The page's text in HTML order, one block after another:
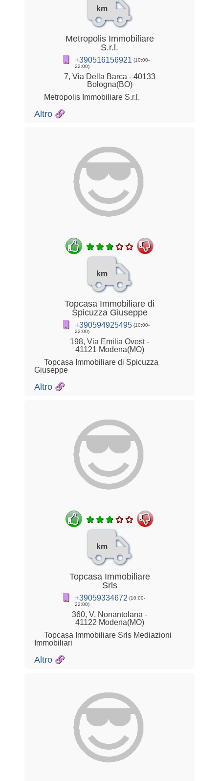
km
Metropolis Immobiliare
S.r.l.
+390516156921 (10:00-
22:00)
7, Via Della Barca - 40133
Bologna(BO)
Metropolis Immobiliare S.r.l.
Altro
km
Topcasa Immobiliare di
Spicuzza Giuseppe
+390594925495 (10:00-
22:00)
198, Via Emilia Ovest -
41121 Modena(MO)
Topcasa Immobiliare di Spicuzza
Giuseppe
Altro
km
Topcasa Immobiliare
Srls
+39059334672 (10:00-
22:00)
360, V. Nonantolana -
41122 Modena(MO)
Topcasa Immobiliare Srls Mediazioni
Immobiliari
Altro